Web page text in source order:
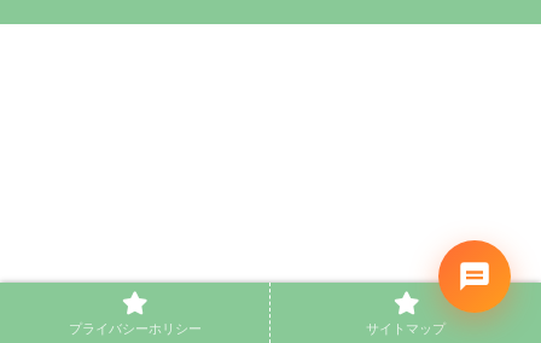
プライバシーホリシー サイトマップ